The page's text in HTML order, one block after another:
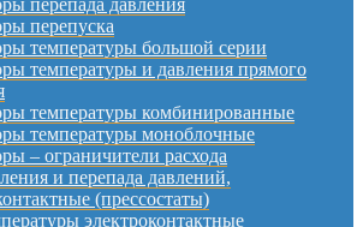
перепада давления
перепуска
температуры большой серии
температуры и давления прямого
температуры комбинированные
температуры моноблочные
– ограничители расхода
и перепада давлений,
(прессостаты)
электроконтактные